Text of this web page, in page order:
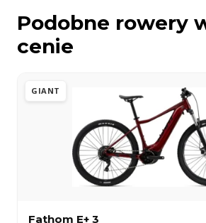
Podobne rowery
cenie
GIANT
Fathom E+ 3